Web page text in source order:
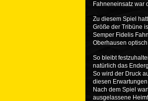
Fahneneinsatz war
Zu diesem Spiel
Größe der Tribüne
Semper Fidelis
Oberhausen
So bleibt
natürlich das
So wird der Druck
diesen
Nach dem Spiel
ausgelassene